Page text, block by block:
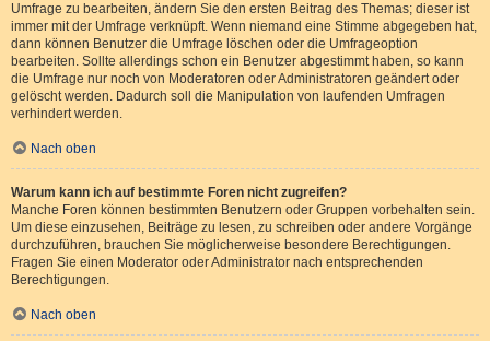
Umfrage zu bearbeiten, ändern Sie den ersten Beitrag des Themas; dieser ist
immer mit der Umfrage verknüpft. Wenn niemand eine Stimme abgegeben hat,
dann können Benutzer die Umfrage löschen oder die Umfrageoption
bearbeiten. Sollte allerdings schon ein Benutzer abgestimmt haben, so kann
die Umfrage nur noch von Moderatoren oder Administratoren geändert oder
gelöscht werden. Dadurch soll die Manipulation von laufenden Umfragen
verhindert werden.
Nach oben
Warum kann ich auf bestimmte Foren nicht zugreifen?
Manche Foren können bestimmten Benutzern oder Gruppen vorbehalten sein.
Um diese einzusehen, Beiträge zu lesen, zu schreiben oder andere Vorgänge
durchzuführen, brauchen Sie möglicherweise besondere Berechtigungen.
Fragen Sie einen Moderator oder Administrator nach entsprechenden
Berechtigungen.
Nach oben